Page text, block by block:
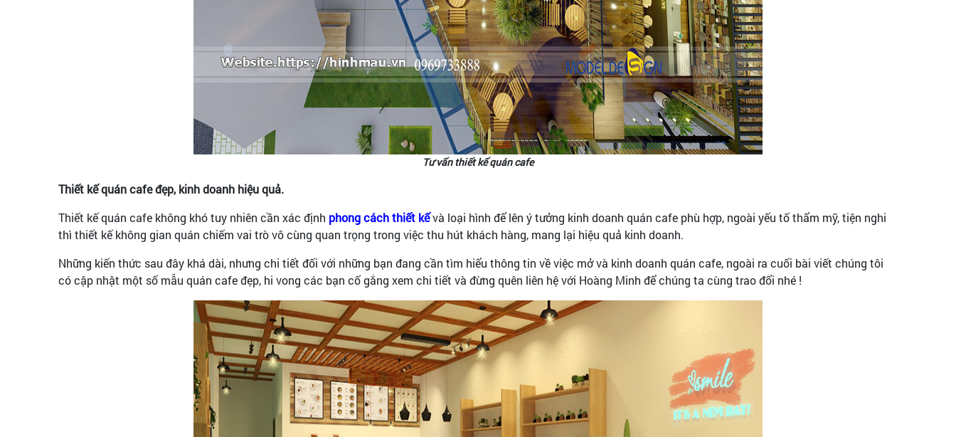
Tư vấn thiết kế quán cafe
Thiết kế quán cafe đẹp, kinh doanh hiệu quả.
Thiết kế quán cafe không khó tuy nhiên cần xác định phong cách thiết kếvà loại hình để lên ý tưởng kinh doanh quán cafe phù hợp, ngoài yếu tố thẩm mỹ, tiện nghi
thì thiết kế không gian quán chiếm vai trò vô cùng quan trọng trong việc thu hút khách hàng, mang lại hiệu quả kinh doanh.
Những kiến thức sau đây khá dài, nhưng chi tiết đối với những bạn đang cần tìm hiểu thông tin về việc mở và kinh doanh quán cafe, ngoài ra cuối bài viết chúng tôi
có cập nhật một số mẫu quán cafe đẹp, hi vong các bạn cố gắng xem chi tiết và đừng quên liên hệ với Hoàng Minh để chúng ta cùng trao đổi nhé !